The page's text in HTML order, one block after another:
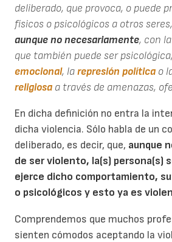
deliberado, que provoca, o puede
físicos o psicológicos a otros
aunque no necesariamente, con la
que también puede ser
emocional, larepresión política o
religiosa a través de amenazas,
En dicha definición no entra la
dicha violencia. Sólo habla de un
deliberado, es decir, que, aunque
de ser violento, la(s) persona(s)
ejerce dicho comportamiento,
o psicológicos y esto ya es
Comprendemos que muchos
sienten cómodos aceptando la